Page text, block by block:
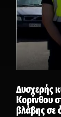
Δυσχερής
Κορίνθου
βλάβης σε